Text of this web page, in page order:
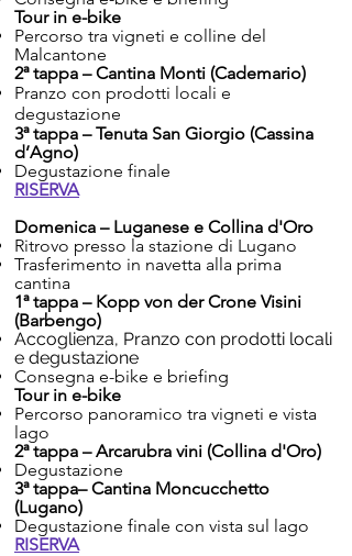
Tour in e-bike
Percorso tra vigneti e colline del
Malcantone
2ª tappa – Cantina Monti (Cademario)
Pranzo con prodotti locali e
degustazione
3ª tappa – Tenuta San Giorgio (Cassina
d’Agno)
Degustazione finale
RISERVA
Domenica – Luganese e Collina d'Oro
Ritrovo presso la stazione di Lugano
Trasferimento in navetta alla prima
cantina
1ª tappa – Kopp von der Crone Visini
(Barbengo)
Accoglienza, Pranzo con prodotti locali
e degustazione
Consegna e-bike e briefing
Tour in e-bike
Percorso panoramico tra vigneti e vista
lago
2ª tappa – Arcarubra vini (Collina d'Oro)
Degustazione
3ª tappa– Cantina Moncucchetto
(Lugano)
Degustazione finale con vista sul lago
RISERVA